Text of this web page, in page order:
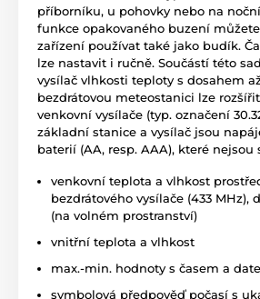
příborníku, u pohovky nebo na
funkce opakovaného buzení
zařízení používat také jako budík.
lze nastavit i ručně. Součástí této
vysílač vlhkosti teploty s dosahem
bezdrátovou meteostanici lze
venkovní vysílače (typ. označení
základní stanice a vysílač jsou
baterií (AA, resp. AAA), které nejsou
venkovní teplota a vlhkost
bezdrátového vysílače (433 MHz),
(na volném prostranství)
vnitřní teplota a vlhkost
max.-min. hodnoty s časem a
symbolová předpověď počasí s